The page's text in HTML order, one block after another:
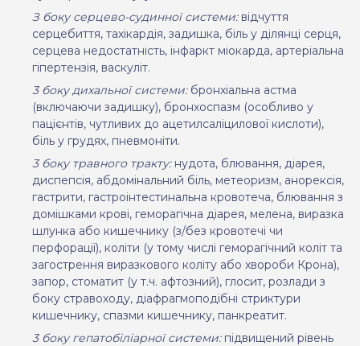
З боку серцево-судинної системи: відчуття
серцебиття, тахікардія, задишка, біль у ділянці серця,
серцева недостатність, інфаркт міокарда, артеріальна
гіпертензія, васкуліт.
3 боку дихальної системи: бронхіальна астма
(включаючи задишку), бронхоспазм (особливо у
пацієнтів, чутливих до ацетилсаліцилової кислоти),
біль у грудях, пневмоніти.
3 боку травного тракту: нудота, блювання, діарея,
диспепсія, абдомінальний біль, метеоризм, анорексія,
гастрити, гастроінтестинальна кровотеча, блювання з
домішками крові, геморагічна діарея, мелена, виразка
шлунка або кишечнику (з/без кровотечі чи
перфорації), коліти (у тому числі геморагічний коліт та
загострення виразкового коліту або хвороби Крона),
запор, стоматит (у т.ч. афтозний), глосит, розлади з
боку стравоходу, діафрагмоподібні стриктури
кишечнику, спазми кишечнику, панкреатит.
3 боку гепатобіліарної системи: підвищений рівень